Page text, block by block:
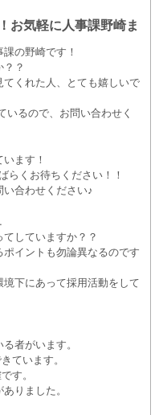
お気軽に人事課野崎ま
の野崎です！
？
くれた人、とても嬉しいで
いるので、お問い合わせく
ます！
らくお待ちください！！
合わせください♪
していますか？？
イントも勿論異なるのです
下にあって採用活動をして
者がいます。
ています。
す。
りました。